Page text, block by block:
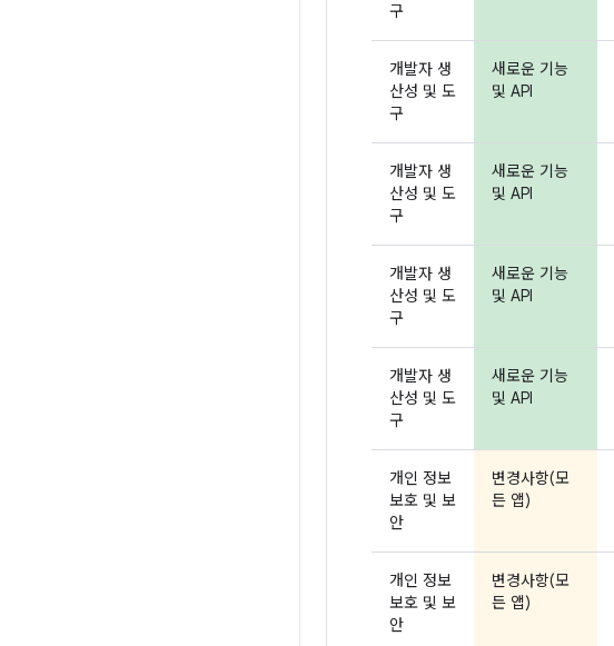
구
개발자 생
산성 및 도
구
새로운 기능
및 API
개발자 생
산성 및 도
구
새로운 기능
및 API
개발자 생
산성 및 도
구
새로운 기능
및 API
개발자 생
산성 및 도
구
새로운 기능
및 API
개인 정보
보호 및 보
안
변경사항(모
든 앱)
개인 정보
보호 및 보
안
변경사항(모
든 앱)